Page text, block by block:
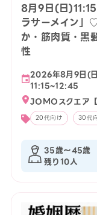
8月9日(日
ラサーメイン」
か・筋肉質・黒
性
2026年8月9日(
11:15~12:45
JOMOスクエア【
20代向け 30代
35歳〜45歳
残り10人